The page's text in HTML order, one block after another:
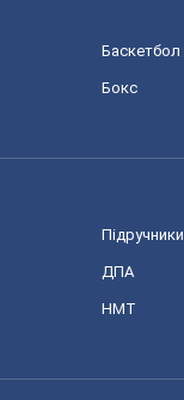
Баскетбол
Бокс
Підручники
ДПА
НМТ